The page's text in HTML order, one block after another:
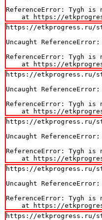
ReferenceError: Tygh is
at https://
https://etkprogress.ru/
Uncaught
ReferenceError: Tygh is
at https://
https://etkprogress.ru/
Uncaught
ReferenceError: Tygh is
at https://
https://etkprogress.ru/
Uncaught
ReferenceError: Tygh is
at https://
https://etkprogress.ru/
Uncaught
ReferenceError: Tygh is
at https://
https://etkprogress.ru/